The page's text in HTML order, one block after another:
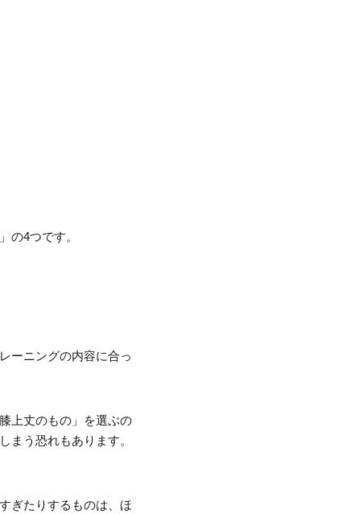
の4つです。
ーニングの内容に合っ
上丈のもの」を選ぶの
まう恐れもあります。
ぎたりするものは、ほ